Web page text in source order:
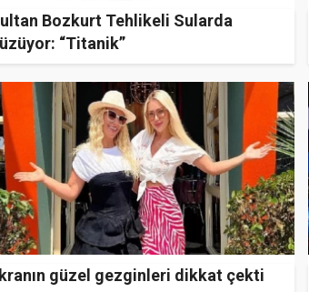
Bozkurt Tehlikeli Sularda
“Titanik”
güzel gezginleri dikkat çekti